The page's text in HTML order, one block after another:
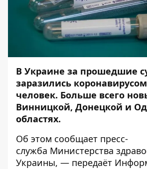
В Украине за прошедшие
заразились коронавирусом
человек. Больше всего
Винницкой, Донецкой и
областях.
Об этом сообщает пресс-
служба Министерства
Украины, — передаёт